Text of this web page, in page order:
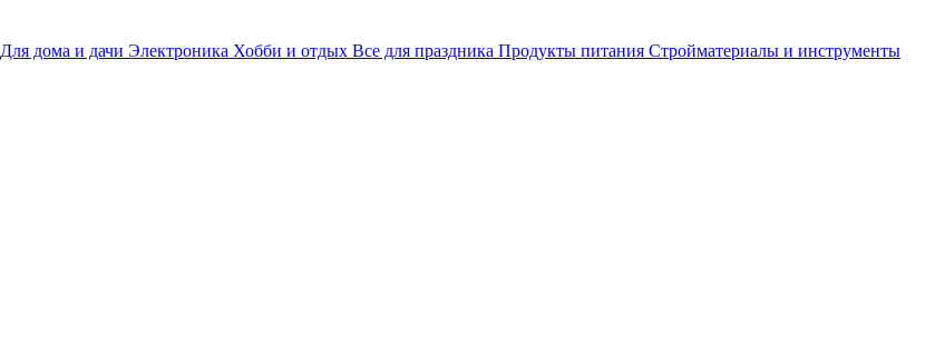
Для дома и дачи Электроника Хобби и отдых Все для праздника Продукты питания Стройматериалы и инструменты